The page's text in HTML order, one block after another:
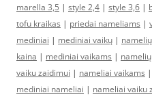
marella 3,5 | style 2,4 | style 3,6 |
tofu kraikas | priedai nameliams |
mediniai | mediniai vaikų |
kaina | mediniai vaikams |
vaiku zaidimui | nameliai vaikams |
mediniai nameliai | nameliai vaiku